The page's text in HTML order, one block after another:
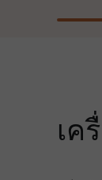
ส
ใ
เค